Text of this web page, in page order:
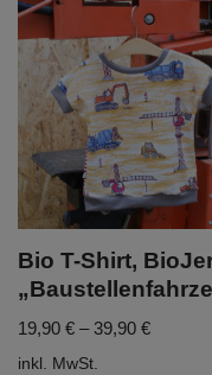
Bio T-Shirt,
19,90 € –39,90 €
inkl. MwSt.